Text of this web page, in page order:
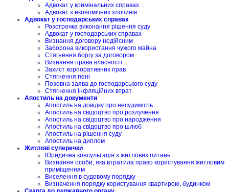
Адвокат у кримінальних справах
Адвокат з економічних злочинів
Адвокат у господарських справах
Розстрочка виконання рішення суду
Адвокат у господарських справах
Визнання договору недійсним
Заборона використання чужого майна
Стягнення боргу за договором
Визнання права власності
Захист корпоративних прав
Стягнення пені
Позовна заява до господарського суду
Стягнення інфляційних втрат
Апостиль на документи
Апостиль на довідку про несудимість
Апостиль на свідоцтво про розлучення
Апостиль на свідоцтво про народження
Апостиль на свідоцтво про шлюб
Апостиль на рішення суду
Апостиль на диплом
Житлові суперечки
Юридична консультація з житлових питань
Визнання особи, яка втратила право користування житловим
приміщенням
Виселення в судовому порядку
Визначення порядку користування квартирою, будинком